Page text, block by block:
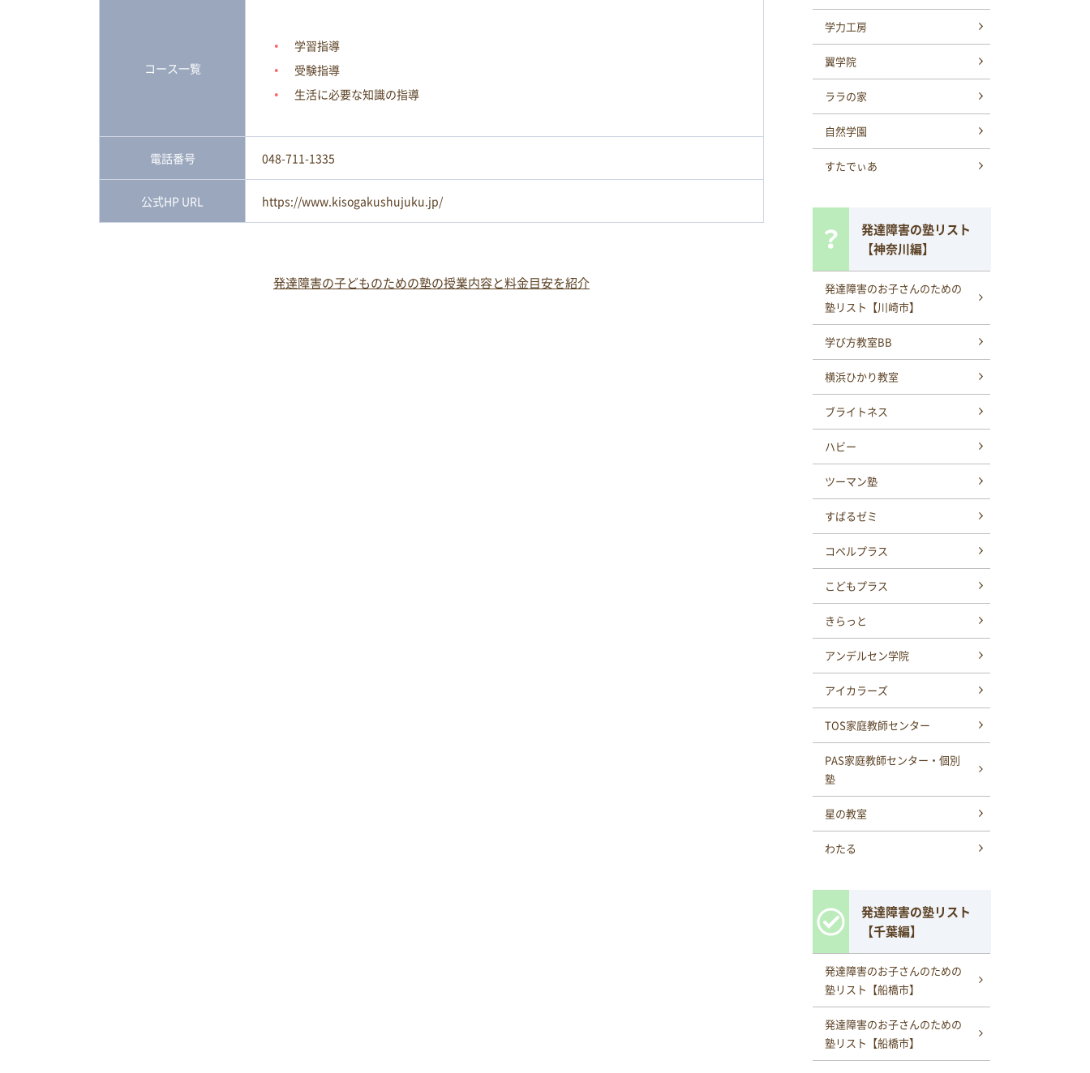
コース一覧
学習指導
受験指導
生活に必要な知識の指導
電話番号 048-711-1335
公式HP URL https://www.kisogakushujuku.jp/
発達障害の子どものための塾の授業内容と料金目安を紹介
学力工房
翼学院
ララの家
自然学園
すたでぃあ
発達障害の塾リスト
【神奈川編】
発達障害のお子さんのための
塾リスト【川崎市】
学び方教室BB
横浜ひかり教室
ブライトネス
ハビー
ツーマン塾
すばるゼミ
コペルプラス
こどもプラス
きらっと
アンデルセン学院
アイカラーズ
TOS家庭教師センター
PAS家庭教師センター・個別
塾
星の教室
わたる
発達障害の塾リスト
【千葉編】
発達障害のお子さんのための
塾リスト【船橋市】
発達障害のお子さんのための
塾リスト【船橋市】